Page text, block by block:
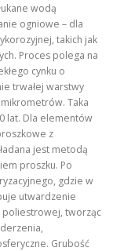
wodą
ogniowe – dla
takich jak
Proces polega na
cynku o
trwałej warstwy
Taka
lat. Dla elementów
z
jest metodą
proszku. Po
gdzie w
utwardzenie
poliestrowej, tworząc
Grubość